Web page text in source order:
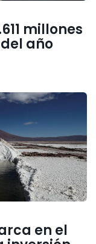
millones
año
en el